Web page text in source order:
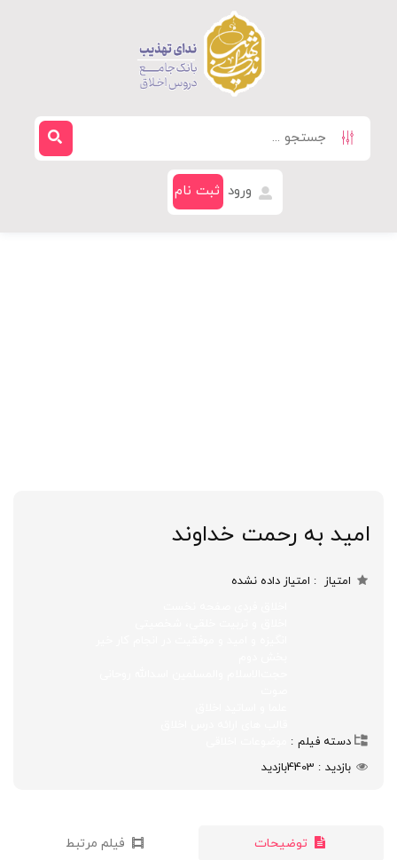
ورود ثبت نام
امید به رحمت خداوند
امتیاز امتیاز داده نشده
دسته فیلم
بازدید
4403بازدید
توضیحات فیلم مرتبط